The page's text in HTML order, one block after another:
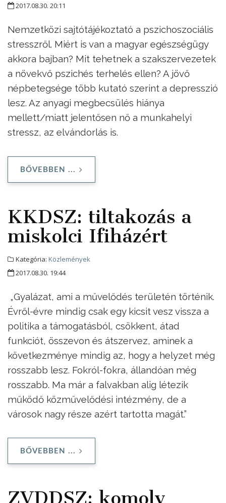
2017.08.30. 20:11
Nemzetközi sajtótájékoztató a pszichoszociális
stresszről. Miért is van a magyar egészségügy
akkora bajban? Mit tehetnek a szakszervezetek
a növekvő pszichés terhelés ellen? A jövő
népbetegsége több kutató szerint a depresszió
lesz. Az anyagi megbecsülés hiánya
mellett/miatt jelentősen nő a munkahelyi
stressz, az elvándorlás is.
BŐVEBBEN ...
KKDSZ: tiltakozás a
miskolci Ifiházért
Kategória: Közlemények
2017.08.30. 19:44
„Gyalázat, ami a művelődés területén történik.
Évről-évre mindig csak egy kicsit vesz vissza a
politika a támogatásból, csökkent, átad
funkciót, összevon és átszervez, aminek a
következménye mindig az, hogy a helyzet még
rosszabb lesz. Fokról-fokra, állandóan még
rosszabb. Ma már a falvakban alig létezik
működő közművelődési intézmény, de a
városok nagy része azért tartotta magát.”
BŐVEBBEN ...
ZVDDSZ: komoly